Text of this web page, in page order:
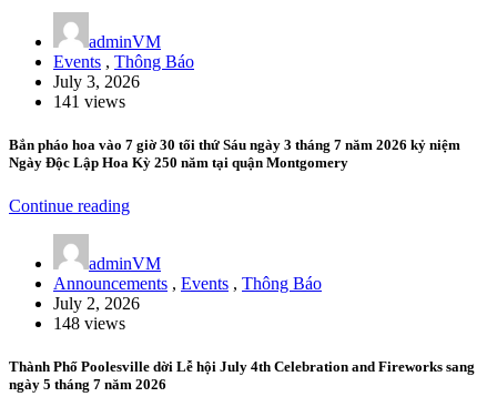
adminVM
Events , Thông Báo
July 3, 2026
141 views
Bắn pháo hoa vào 7 giờ 30 tối thứ Sáu ngày 3 tháng 7 năm 2026 kỷ niệm
Ngày Độc Lập Hoa Kỳ 250 năm tại quận Montgomery
Continue reading
adminVM
Announcements , Events , Thông Báo
July 2, 2026
148 views
Thành Phố Poolesville dời Lễ hội July 4th Celebration and Fireworks sang
ngày 5 tháng 7 năm 2026